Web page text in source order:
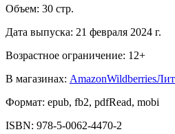
Объем: 30 стр.
Дата выпуска: 21 февраля 2024 г.
Возрастное ограничение: 12+
В магазинах: AmazonWildberries
Формат: epub, fb2, pdfRead, mobi
ISBN: 978-5-0062-4470-2